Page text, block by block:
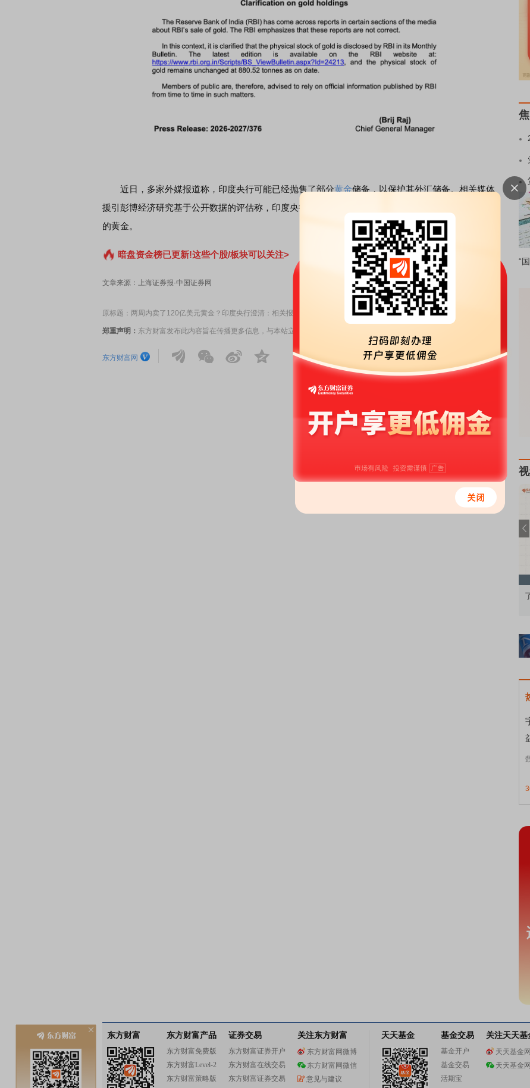
近日，多家外媒报道称，印度央行可能已经抛售了部分黄金储备，以保护其外汇储备。相关媒体
援引彭博经济研究基于公开数据的评估称，印度央行在截至5月22日的两周内出售了价值约120亿美元
的黄金。
暗盘资金榜已更新!这些个股/板块可以关注>
文章来源：上海证券报·中国证券网
原标题：两周内卖了120亿美元黄金？印度央行澄清：相关报道并不属实
郑重声明： 东方财富发布此内容旨在传播更多信息，与本站立场无关，不构成投资建议。据此操作，风险自担。
东方财富网
“
东方财富 东方财富产品
东方财富免费版
东方财富Level-2
东方财富策略版
证券交易
东方财富证券开户
东方财富在线交易
东方财富证券交易
关注东方财富
东方财富网微博
东方财富网微信
意见与建议
天天基金 基金交易
基金开户
基金交易
活期宝
关注天天基
天天基金
天天基金